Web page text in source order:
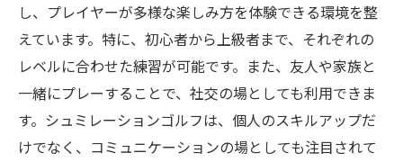
し、プレイヤーが多様な楽しみ方を体験できる環境を整
えています。特に、初心者から上級者まで、それぞれの
レベルに合わせた練習が可能です。また、友人や家族と
一緒にプレーすることで、社交の場としても利用できま
す。シュミレーションゴルフは、個人のスキルアップだ
けでなく、コミュニケーションの場としても注目されて